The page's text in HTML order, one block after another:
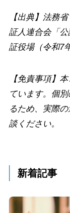
【出典】法務
証人連合会「
証役場（令和7
【免責事項】
ています。個
るため、実際
談ください。
新着記事